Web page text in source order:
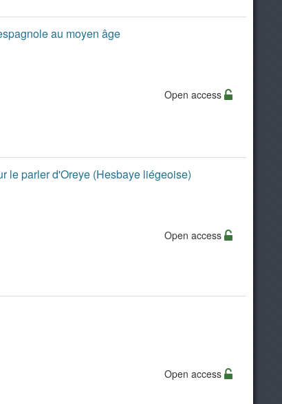
au moyen âge
Open access
le parler d'Oreye (Hesbaye liégeoise)
Open access
Open access